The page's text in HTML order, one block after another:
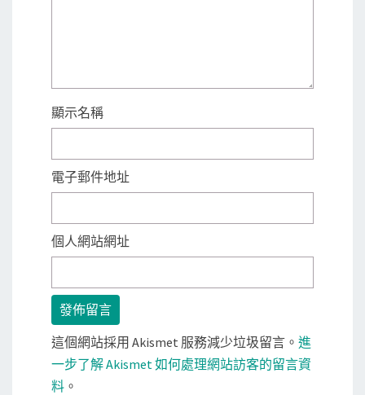
顯示名稱
電子郵件地址
個人網站網址
這個網站採用 Akismet 服務減少垃圾留言。 進
一步了解 Akismet 如何處理網站訪客的留言資
料 。